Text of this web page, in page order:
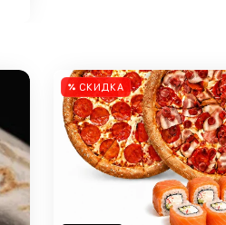
СКИДКА